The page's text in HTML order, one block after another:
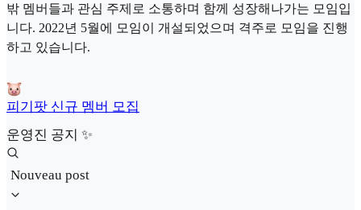
밖 멤버들과 관심 주제로 소통하며 함께 성장해나가는 모임입
니다. 2022년 5월에 모임이 개설되었으며 격주로 모임을 진행
하고 있습니다.
피기팟 신규 멤버 모집
운영진 공지 ✨
Nouveau post